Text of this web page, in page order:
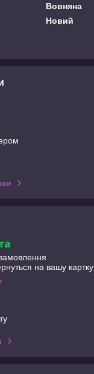
Вовняна
Новий
на вашу картку